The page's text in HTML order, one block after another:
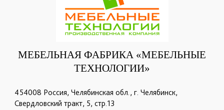
МЕБЕЛЬНАЯ ФАБРИКА «МЕБЕЛЬНЫЕ
ТЕХНОЛОГИИ»
454008 Россия, Челябинская обл., г. Челябинск,
Свердловский тракт, 5, стр.13